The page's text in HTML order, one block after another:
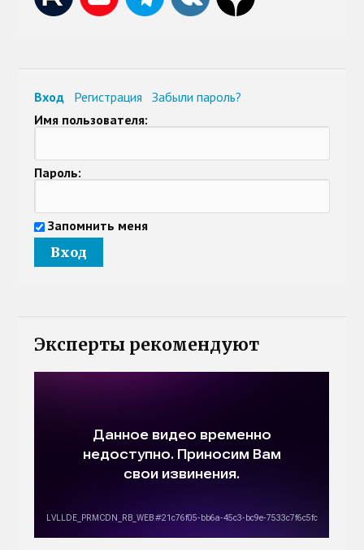
Вход Регистрация
Забыли пароль?
Имя пользователя:
Пароль:
Запомнить меня
Эксперты рекомендуют